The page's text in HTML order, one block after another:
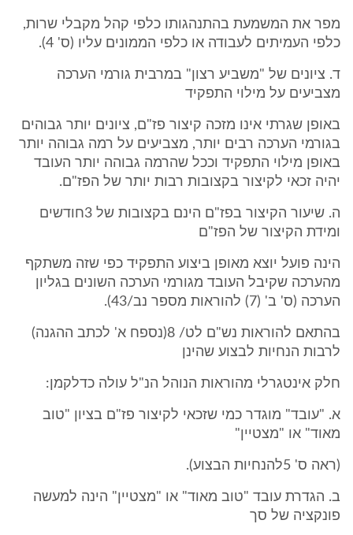
מפר את המשמעת בהתנהגותו כלפי קהל מקבלי שרות,
כלפי העמיתים לעבודה או כלפי הממונים עליו (ס' 4).
ד. ציונים של "משביע רצון" במרבית גורמי הערכה
מצביעים על מילוי התפקיד
באופן שגרתי אינו מזכה קיצור פז"ם, ציונים יותר גבוהים
בגורמי הערכה רבים יותר, מצביעים על רמה גבוהה יותר
באופן מילוי התפקיד וככל שהרמה גבוהה יותר העובד
יהיה זכאי לקיצור בקצובות רבות יותר של הפז"ם.
ה. שיעור הקיצור בפז"ם הינם בקצובות של 3חודשים
ומידת הקיצור של הפז"ם
הינה פועל יוצא מאופן ביצוע התפקיד כפי שזה משתקף
מהערכה שקיבל העובד מגורמי הערכה השונים בגליון
הערכה (ס' ב' (7) להוראות מספר נב/43).
בהתאם להוראות נש"ם לט/ 8(נספח א' לכתב ההגנה)
לרבות הנחיות לבצוע שהינן
חלק אינטגרלי מהוראות הנוהל הנ"ל עולה כדלקמן:
א. "עובד" מוגדר כמי שזכאי לקיצור פז"ם בציון "טוב
מאוד" או "מצטיין"
(ראה ס' 5להנחיות הבצוע).
ב. הגדרת עובד "טוב מאוד" או "מצטיין" הינה למעשה
פונקציה של סך